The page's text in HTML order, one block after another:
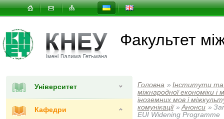
Факультет
Університет
Кафедри
Головна » Інститути
мiжнародної економiки i
іноземних мов і
комунікації » Анонси »
EUI Widening Programme